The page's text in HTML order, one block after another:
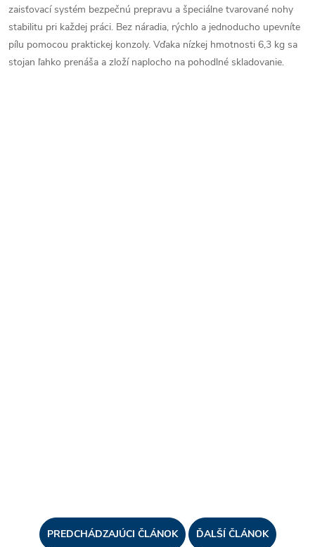
zaisťovací systém bezpečnú prepravu a špeciálne tvarované nohy
stabilitu pri každej práci. Bez náradia, rýchlo a jednoducho upevníte
pílu pomocou praktickej konzoly. Vďaka nízkej hmotnosti 6,3 kg sa
stojan ľahko prenáša a zloží naplocho na pohodlné skladovanie.
PREDCHÁDZAJÚCI ČLÁNOK ĎALŠÍ ČLÁNOK